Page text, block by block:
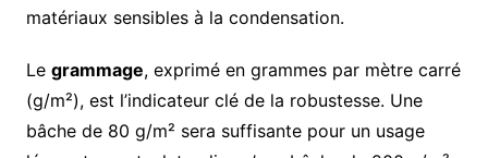
matériaux sensibles à la condensation.
Le grammage, exprimé en grammes par mètre carré
(g/m²), est l’indicateur clé de la robustesse. Une
bâche de 80 g/m² sera suffisante pour un usage